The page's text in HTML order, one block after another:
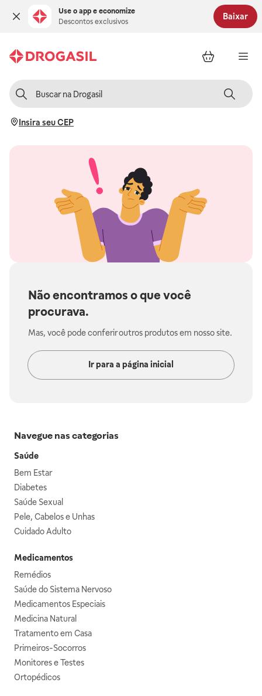
Use o app e economize
Descontos exclusivos
Baixar
Insira seu CEP
Não encontramos o que você
procurava.
Mas, você pode conferir outros produtos em nosso site.
Ir para a página inicial
Navegue nas categorias
Saúde
Bem Estar
Diabetes
Saúde Sexual
Pele, Cabelos e Unhas
Cuidado Adulto
Medicamentos
Remédios
Saúde do Sistema Nervoso
Medicamentos Especiais
Medicina Natural
Tratamento em Casa
Primeiros-Socorros
Monitores e Testes
Ortopédicos